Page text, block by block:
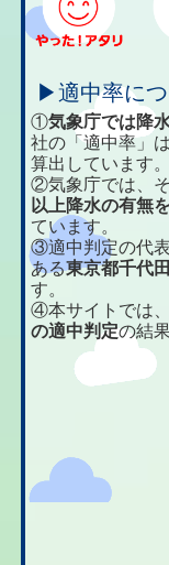
▶適中率に
①気象庁では降
社の「適中率」
算出しています。
②気象庁では、
以上降水の有無
ています。
③適中判定の代
ある東京都千代
す。
④本サイトでは
の適中判定の結